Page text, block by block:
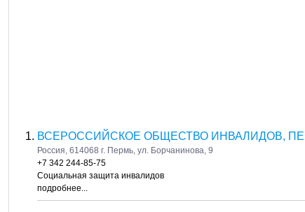
ВСЕРОССИЙСКОЕ ОБЩЕСТВО ИНВАЛИДОВ,
Россия, 614068 г. Пермь, ул. Борчанинова, 9
+7 342 244-85-75
Социальная защита инвалидов
подробнее...